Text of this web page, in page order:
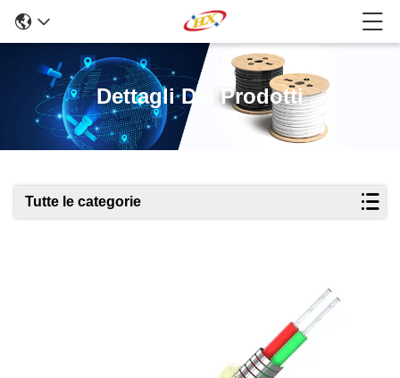
Dettagli Dei Prodotti
Tutte le categorie